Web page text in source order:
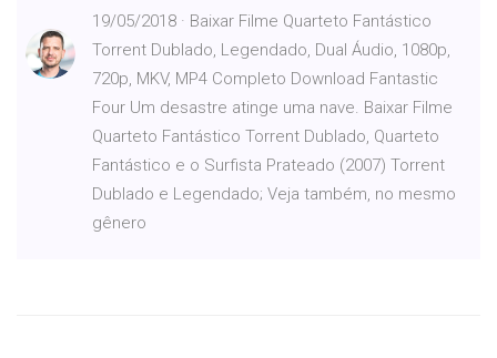
19/05/2018 · Baixar Filme Quarteto Fantástico
Torrent Dublado, Legendado, Dual Áudio, 1080p,
720p, MKV, MP4 Completo Download Fantastic
Four Um desastre atinge uma nave. Baixar Filme
Quarteto Fantástico Torrent Dublado, Quarteto
Fantástico e o Surfista Prateado (2007) Torrent
Dublado e Legendado; Veja também, no mesmo
gênero